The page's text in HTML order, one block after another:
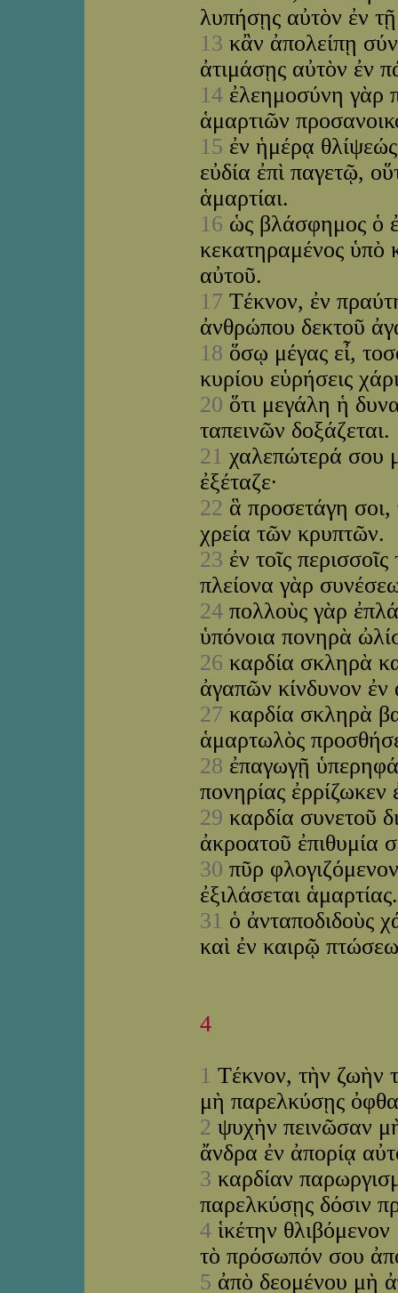
λυπήσῃς αὐτὸν ἐν
13 κἂν ἀπολείπῃ
ἀτιμάσῃς αὐτὸν ἐν
14 ἐλεημοσύνη γὰρ
ἁμαρτιῶν
15 ἐν ἡμέρᾳ
εὐδία ἐπὶ παγετῷ,
ἁμαρτίαι.
16 ὡς βλάσφημος ὁ
κεκατηραμένος ὑπὸ
αὐτοῦ.
17 Τέκνον, ἐν
ἀνθρώπου δεκτοῦ
18 ὅσῳ μέγας εἶ,
κυρίου εὑρήσεις
20 ὅτι μεγάλη ἡ
ταπεινῶν δοξάζεται.
21 χαλεπώτερά σου
ἐξέταζε·
22 ἃ προσετάγη σοι,
χρεία τῶν κρυπτῶν.
23 ἐν τοῖς
πλείονα γὰρ
24 πολλοὺς γὰρ
ὑπόνοια πονηρὰ
26 καρδία σκληρὰ
ἀγαπῶν κίνδυνον
27 καρδία σκληρὰ
ἁμαρτωλὸς
28 ἐπαγωγῇ
πονηρίας
29 καρδία συνετοῦ
ἀκροατοῦ ἐπιθυμία
30 πῦρ
ἐξιλάσεται
31 ὁ ἀνταποδιδοὺς
καὶ ἐν καιρῷ
4
1 Τέκνον, τὴν ζωὴν
μὴ παρελκύσῃς
2 ψυχὴν πεινῶσαν
ἄνδρα ἐν ἀπορίᾳ
3 καρδίαν
παρελκύσῃς δόσιν
4 ἱκέτην
τὸ πρόσωπόν σου
5 ἀπὸ δεομένου μὴ